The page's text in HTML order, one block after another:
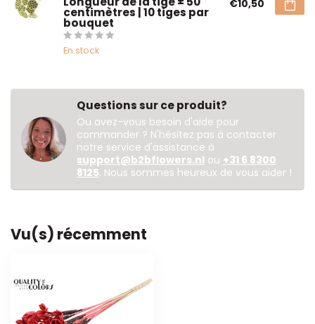
centimètres | 10 tiges par
bouquet
En stock
€10,50
Questions sur ce produit?
Ou avez-vous besoin d'aide pour
commander ? N'hésitez pas à contacter
notre service d'assistance à
support@b2bflowers.nl ou +31 6 8300
8125. Nous sommes heureux de vous aider !
Vu(s) récemment